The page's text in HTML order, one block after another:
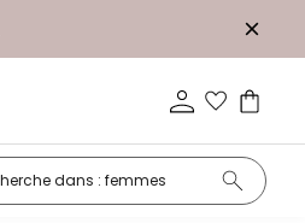
Petits prix